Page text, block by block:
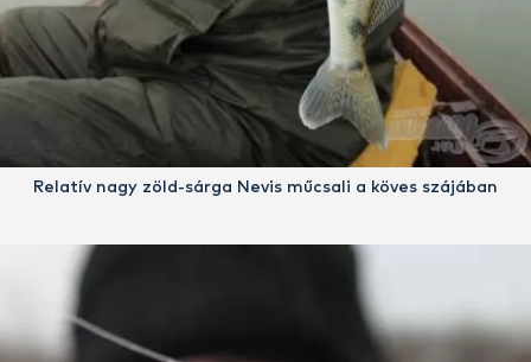
Relatív nagy zöld-sárga Nevis műcsali a köves szájában